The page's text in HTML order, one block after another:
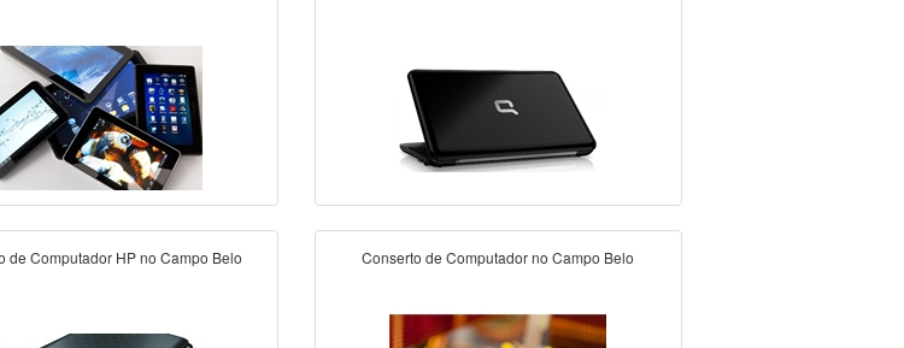
de Computador HP no Campo Belo Conserto de Computador no Campo Belo